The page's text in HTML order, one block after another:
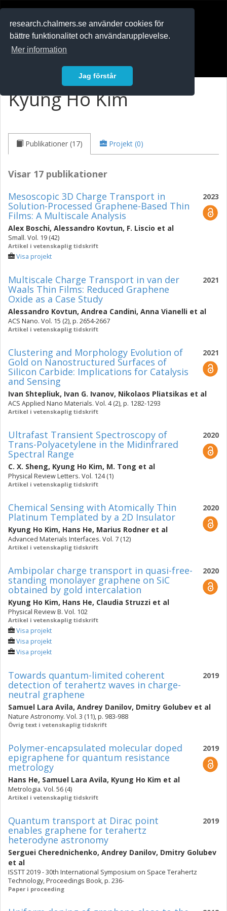
research.chalmers.se använder cookies för
bättre funktionalitet och användarupplevelse.
Mer information
Jag förstår
Kyung Ho Kim
Publikationer (17) Projekt (0)
Visar 17 publikationer
2023
Mesoscopic 3D Charge Transport in
Solution-Processed Graphene-Based Thin
Films: A Multiscale Analysis
Alex Boschi, Alessandro Kovtun, F. Liscio et al
Small. Vol. 19 (42)
Artikel i vetenskaplig tidskrift
Visa projekt
2021
Multiscale Charge Transport in van der
Waals Thin Films: Reduced Graphene
Oxide as a Case Study
Alessandro Kovtun, Andrea Candini, Anna Vianelli et al
ACS Nano. Vol. 15 (2), p. 2654-2667
Artikel i vetenskaplig tidskrift
2021
Clustering and Morphology Evolution of
Gold on Nanostructured Surfaces of
Silicon Carbide: Implications for Catalysis
and Sensing
Ivan Shtepliuk, Ivan G. Ivanov, Nikolaos Pliatsikas et al
ACS Applied Nano Materials. Vol. 4 (2), p. 1282-1293
Artikel i vetenskaplig tidskrift
2020
Ultrafast Transient Spectroscopy of
Trans-Polyacetylene in the Midinfrared
Spectral Range
C. X. Sheng, Kyung Ho Kim, M. Tong et al
Physical Review Letters. Vol. 124 (1)
Artikel i vetenskaplig tidskrift
2020
Chemical Sensing with Atomically Thin
Platinum Templated by a 2D Insulator
Kyung Ho Kim, Hans He, Marius Rodner et al
Advanced Materials Interfaces. Vol. 7 (12)
Artikel i vetenskaplig tidskrift
2020
Ambipolar charge transport in quasi-free-
standing monolayer graphene on SiC
obtained by gold intercalation
Kyung Ho Kim, Hans He, Claudia Struzzi et al
Physical Review B. Vol. 102
Artikel i vetenskaplig tidskrift
Visa projekt
Visa projekt
Visa projekt
2019
Towards quantum-limited coherent
detection of terahertz waves in charge-
neutral graphene
Samuel Lara Avila, Andrey Danilov, Dmitry Golubev et al
Nature Astronomy. Vol. 3 (11), p. 983-988
Övrig text i vetenskaplig tidskrift
2019
Polymer-encapsulated molecular doped
epigraphene for quantum resistance
metrology
Hans He, Samuel Lara Avila, Kyung Ho Kim et al
Metrologia. Vol. 56 (4)
Artikel i vetenskaplig tidskrift
2019
Quantum transport at Dirac point
enables graphene for terahertz
heterodyne astronomy
Serguei Cherednichenko, Andrey Danilov, Dmitry Golubev
et al
ISSTT 2019 - 30th International Symposium on Space Terahertz
Technology, Proceedings Book, p. 236-
Paper i proceeding